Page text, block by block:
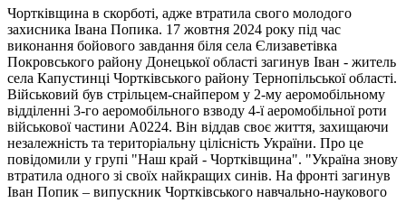
Чортківщина в скорботі, адже втратила свого молодого
захисника Івана Попика. 17 жовтня 2024 року під час
виконання бойового завдання біля села Єлизаветівка
Покровського району Донецької області загинув Іван - житель
села Капустинці Чортківського району Тернопільської області.
Військовий був стрільцем-снайпером у 2-му аеромобільному
відділенні 3-го аеромобільного взводу 4-ї аеромобільної роти
військової частини А0224. Він віддав своє життя, захищаючи
незалежність та територіальну цілісність України. Про це
повідомили у групі "Наш край - Чортківщина". "Україна знову
втратила одного зі своїх найкращих синів. На фронті загинув
Іван Попик – випускник Чортківського навчально-наукового